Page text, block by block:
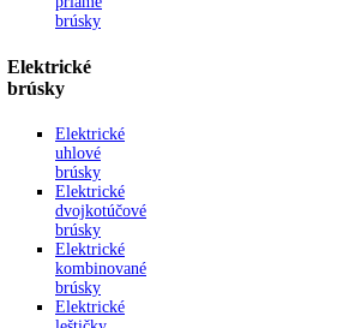
brúsky
Elektrické
brúsky
Elektrické
uhlové
brúsky
Elektrické
dvojkotúčové
brúsky
Elektrické
kombinované
brúsky
Elektrické